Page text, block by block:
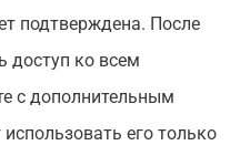
подтверждена. После
доступ ко всем
с дополнительным
его только